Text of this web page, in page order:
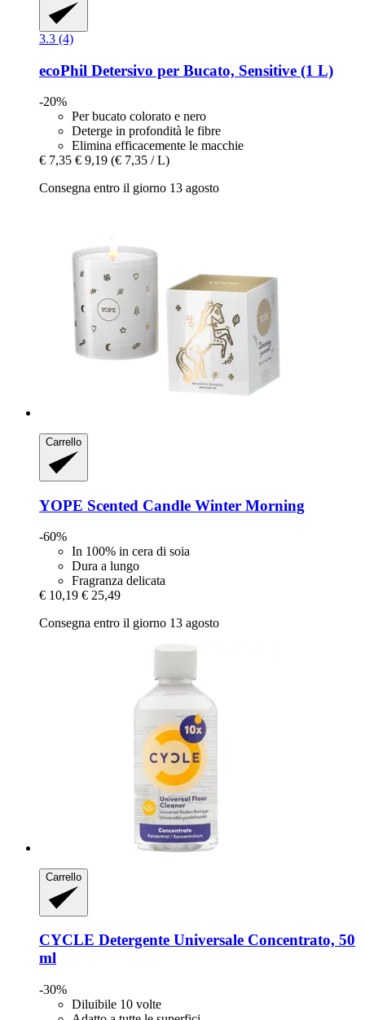
3.3 (4)
ecoPhil Detersivo per Bucato, Sensitive (1 L)
-20%
Per bucato colorato e nero
Deterge in profondità le fibre
Elimina efficacemente le macchie
€ 7,35 € 9,19 (€ 7,35 / L)
Consegna entro il giorno 13 agosto
Carrello
YOPE Scented Candle Winter Morning
-60%
In 100% in cera di soia
Dura a lungo
Fragranza delicata
€ 10,19 € 25,49
Consegna entro il giorno 13 agosto
Carrello
CYCLE Detergente Universale Concentrato, 50
ml
-30%
Diluibile 10 volte